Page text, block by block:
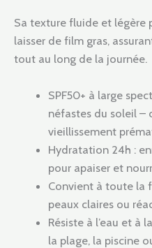
Sa texture fluide et légère
laisser de film gras,
tout au long de la journée.
SPF50+ à large
néfastes du soleil –
vieillissement
Hydratation 24h :
pour apaiser et
Convient à toute la
peaux claires ou
Résiste à l’eau et à
la plage, la piscine